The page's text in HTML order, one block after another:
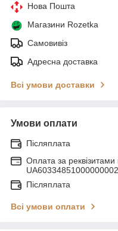
Нова Пошта
Магазини Rozetka
Самовивіз
Адресна доставка
Всі умови доставки
Умови оплати
Післяплата
Оплата за реквізитами
Післяплата
Всі умови оплати